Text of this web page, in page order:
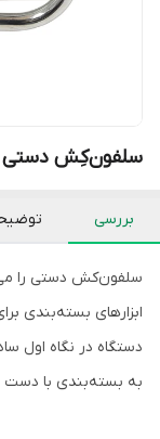
سلفون‌کِش دستی
بررسی
سلفون‌کش دستی را
ابزارهای بسته‌بندی
دستگاه در نگاه اول
به بسته‌بندی با دست